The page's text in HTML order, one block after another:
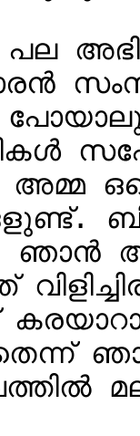
പറഞ്ഞിട്ടുള്ളത്.